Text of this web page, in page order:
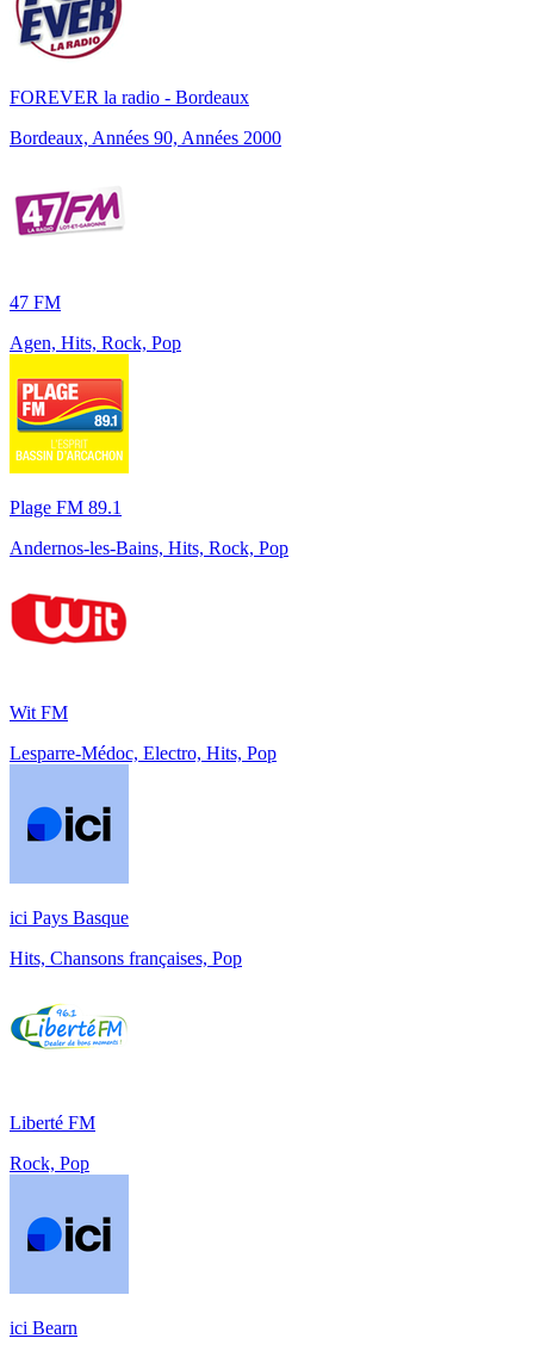
FOREVER la radio - Bordeaux
Bordeaux, Années 90, Années 2000
47 FM
Agen, Hits, Rock, Pop
Plage FM 89.1
Andernos-les-Bains, Hits, Rock, Pop
Wit FM
Lesparre-Médoc, Electro, Hits, Pop
ici Pays Basque
Hits, Chansons françaises, Pop
Liberté FM
Rock, Pop
ici Bearn